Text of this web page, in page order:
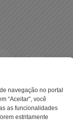
navegação no portal
“Aceitar”, você
as funcionalidades
estritamente